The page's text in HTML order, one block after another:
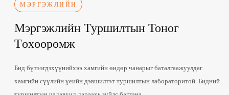
МЭРГЭЖЛИЙН
Мэргэжлийн Туршилтын Тоног
Төхөөрөмж
Бид бүтээгдэхүүнийхээ хамгийн өндөр чанарыг баталгаажуулдаг
хамгийн сүүлийн үеийн дэвшилтэт туршилтын лабораторитой. Бидний